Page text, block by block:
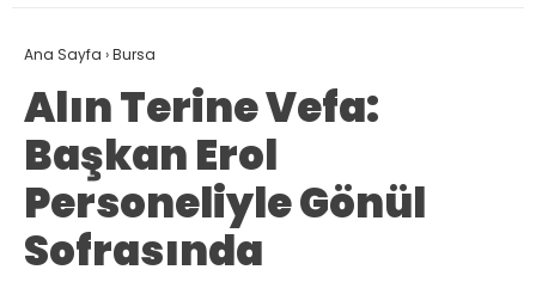
Ana Sayfa ›Bursa
Alın Terine Vefa:
Başkan Erol
Personeliyle Gönül
Sofrasında